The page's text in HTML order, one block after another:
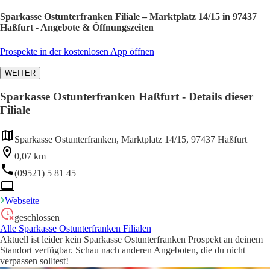
Sparkasse Ostunterfranken Filiale – Marktplatz 14/15 in 97437
Haßfurt - Angebote & Öffnungszeiten
Prospekte in der kostenlosen App öffnen
WEITER
Sparkasse Ostunterfranken Haßfurt - Details dieser
Filiale
Sparkasse Ostunterfranken, Marktplatz 14/15, 97437 Haßfurt
0,07 km
(09521) 5 81 45
Webseite
geschlossen
Alle Sparkasse Ostunterfranken Filialen
Aktuell ist leider kein Sparkasse Ostunterfranken Prospekt an deinem
Standort verfügbar. Schau nach anderen Angeboten, die du nicht
verpassen solltest!